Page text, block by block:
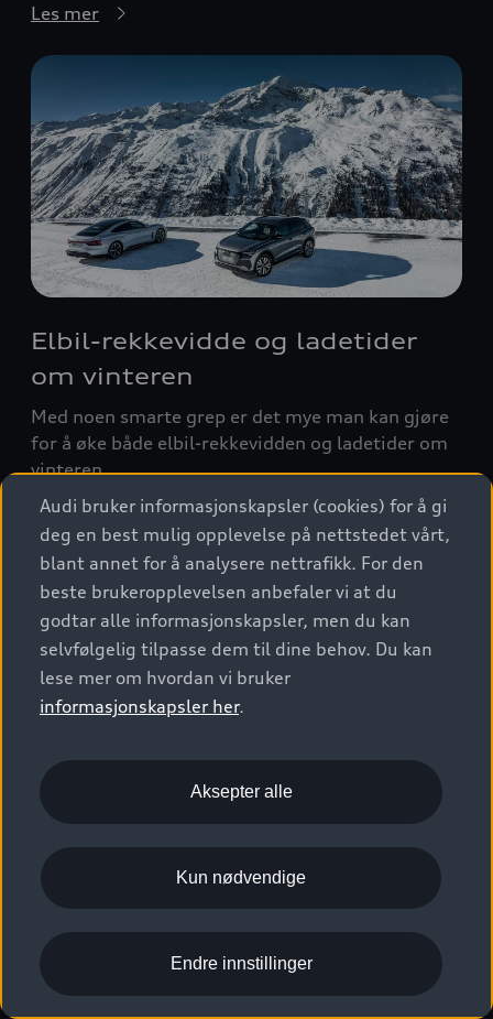
Les mer
Elbil-rekkevidde og ladetider
om vinteren
Med noen smarte grep er det mye man kan gjøre
for å øke både elbil-rekkevidden og ladetider om
vinteren.
Les mer
Spørsmål og svar om elbil
Andre relevante
artikler om Audis
elbiler
Audi bruker informasjonskapsler (cookies) for å gi
deg en best mulig opplevelse på nettstedet vårt,
blant annet for å analysere nettrafikk. For den
beste brukeropplevelsen anbefaler vi at du
godtar alle informasjonskapsler, men du kan
selvfølgelig tilpasse dem til dine behov. Du kan
lese mer om hvordan vi bruker
informasjonskapsler her.
Aksepter alle
Kun nødvendige
Endre innstillinger